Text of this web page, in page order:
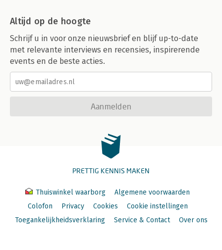
Altijd op de hoogte
Schrijf u in voor onze nieuwsbrief en blijf up-to-date
met relevante interviews en recensies, inspirerende
events en de beste acties.
Aanmelden
PRETTIG KENNIS MAKEN
Thuiswinkel waarborg
Algemene voorwaarden
Colofon
Privacy Cookies
Cookie instellingen
Toegankelijkheidsverklaring
Service & Contact Over ons